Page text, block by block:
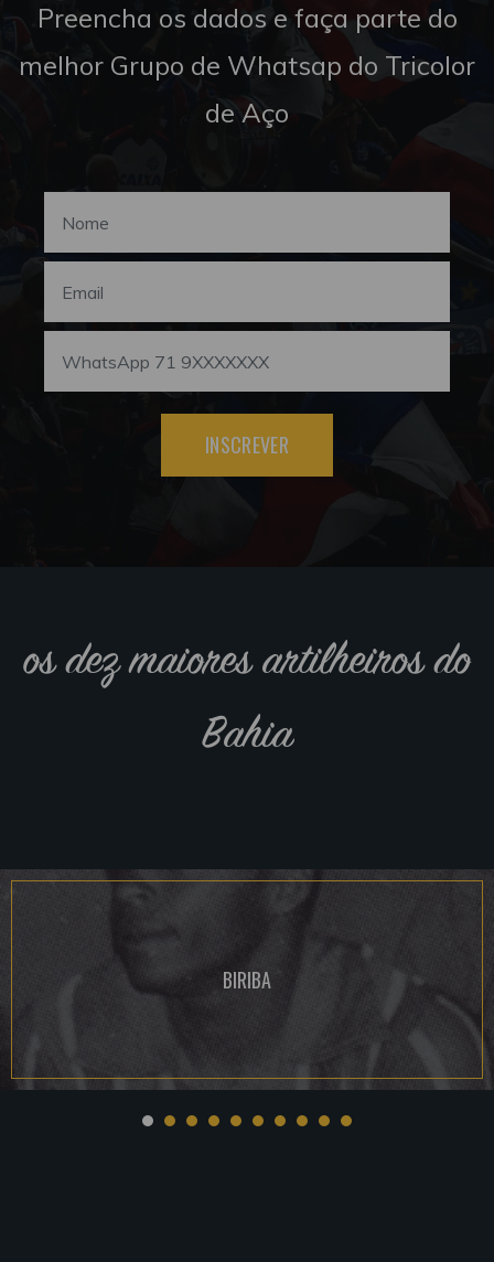
Preencha os dados e faça parte do
melhor Grupo de Whatsap do Tricolor
de Aço
INSCREVER
os dez maiores artilheiros do
Bahia
BIRIBA